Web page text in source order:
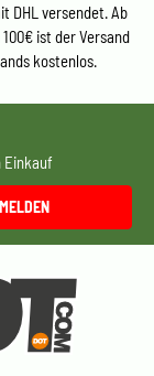
DHL versendet. Ab
ist der Versand
kostenlos.
Einkauf